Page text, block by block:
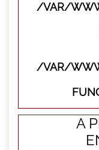
/VAR/
/VAR/
A